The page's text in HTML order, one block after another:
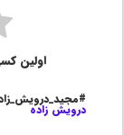
اولین
درویش زاده